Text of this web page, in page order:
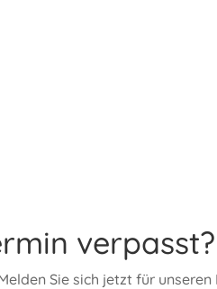
verpasst?
Sie sich jetzt für